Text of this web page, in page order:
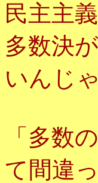
民主主
多数決
いんじ
「多数
て間違